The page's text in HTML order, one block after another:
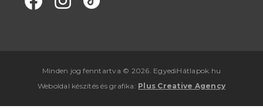
Minden jog fenntartva © 2026. EgyediHátlapok.hu
Weboldal készítés ésgrafika : Plus Creative Agency